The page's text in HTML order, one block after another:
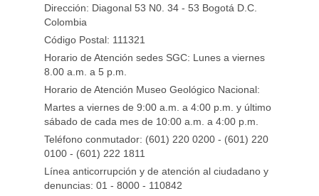
Dirección: Diagonal 53 N0. 34 - 53 Bogotá D.C.
Colombia
Código Postal: 111321
Horario de Atención sedes SGC: Lunes a viernes
8.00 a.m. a 5 p.m.
Horario de Atención Museo Geológico Nacional:
Martes a viernes de 9:00 a.m. a 4:00 p.m. y último
sábado de cada mes de 10:00 a.m. a 4:00 p.m.
Teléfono conmutador: (601) 220 0200 - (601) 220
0100 - (601) 222 1811
Línea anticorrupción y de atención al ciudadano y
denuncias: 01 - 8000 - 110842